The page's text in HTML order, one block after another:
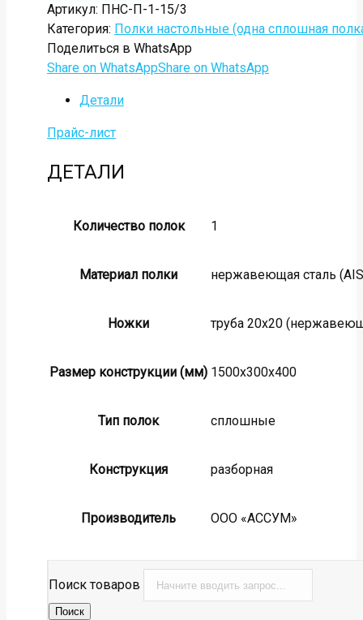
Артикул: ПНС-П-1-15/3
Категория: Полки настольные (одна сплошная
Поделиться в WhatsApp
Share on WhatsAppShare on WhatsApp
Детали
Прайс-лист
ДЕТАЛИ
Количество полок 1
Материал полки нержавеющая сталь
Ножки труба 20х20
Размер конструкции (мм) 1500х300х400
Тип полок сплошные
Конструкция разборная
Производитель ООО «АССУМ»
Поиск товаров
Поиск